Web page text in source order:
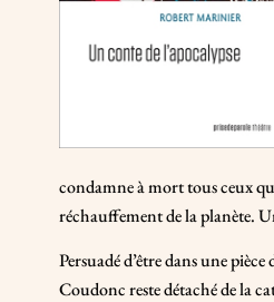
condamne à mort tous ceux
réchauffement de la planète.
Persuadé d’être dans une
Coudonc reste détaché de la